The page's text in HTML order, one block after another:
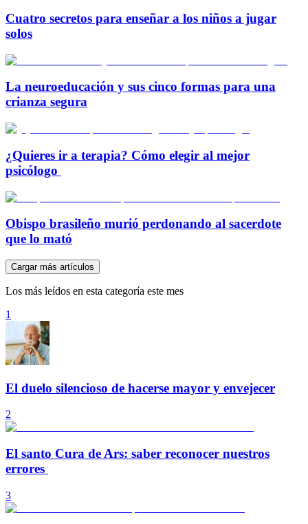
Cuatro secretos para enseñar a los niños a jugar
solos
La neuroeducación y sus cinco formas para una
crianza segura
¿Quieres ir a terapia? Cómo elegir al mejor
psicólogo
Obispo brasileño murió perdonando al sacerdote
que lo mató
Cargar más artículos
Los más leídos en esta categoría este mes
1
El duelo silencioso de hacerse mayor y envejecer
2
El santo Cura de Ars: saber reconocer nuestros
errores
3